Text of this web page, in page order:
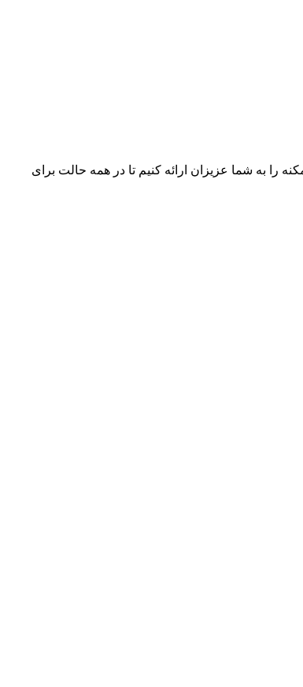
را به شما عزیزان ارائه کنیم تا در همه حالت برای